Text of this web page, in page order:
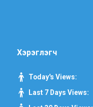
Хэрэглэгч
Today's Views:
Last 7 Days Views: